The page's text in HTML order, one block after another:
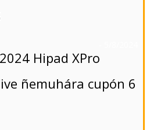
Hipad XPro
ñemuhára cupón 6